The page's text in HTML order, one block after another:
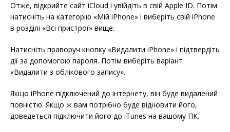
Отже, відкрийте сайт iCloud і увійдіть в свій Apple ID. Потім
натисніть на категорію «Мій iPhone» і виберіть свій iPhone
в розділі «Всі пристрої» вище.
Натисніть праворуч кнопку «Видалити iPhone» і підтвердіть
дії за допомогою пароля. Потім виберіть варіант
«Видалити з облікового запису».
Якщо iPhone підключений до інтернету, він буде видалений
повністю. Якщо ж вам потрібно буде відновити його,
доведеться підключити його до iTunes на вашому ПК.